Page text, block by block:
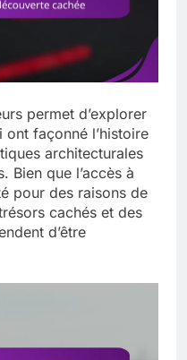
permet d’explorer
façonné l’histoire
architecturales
Bien que l’accès à
pour des raisons de
cachés et des
d’être